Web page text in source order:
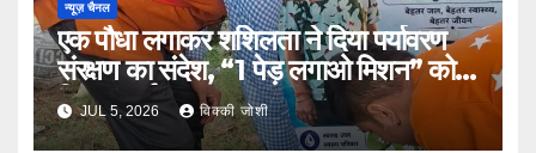
न्यूज़ चैनल
एक पौधा लगाकर शशिलता ने दिया पर्यावरण
संरक्षण का संदेश, “1 पेड़ लगाओ मिशन” को
मिला समर्थन
JUL 5, 2026 विक्की जोशी